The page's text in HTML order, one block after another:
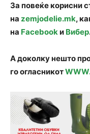
За повеќе корисни
на zemjodelie.mk,
на Facebookи Вибер
А доколку нешто
го огласникот